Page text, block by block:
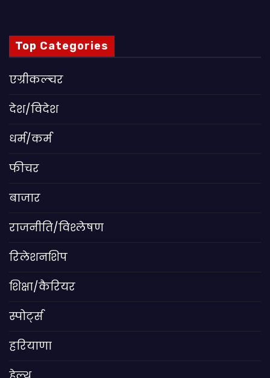
Top Categories
एग्रीकल्चर
देश/विदेश
धर्म/कर्म
फीचर
बाजार
राजनीति/विश्लेषण
रिलेशनशिप
शिक्षा/कैरियर
स्पोर्ट्स
हरियाणा